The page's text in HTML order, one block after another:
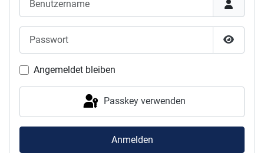
Angemeldet bleiben
Passkey verwenden
Anmelden